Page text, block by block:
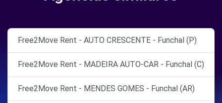
Free2Move Rent - AUTO CRESCENTE - Funchal (P)
Free2Move Rent - MADEIRA AUTO-CAR - Funchal (C)
Free2Move Rent - MENDES GOMES - Funchal (AR)